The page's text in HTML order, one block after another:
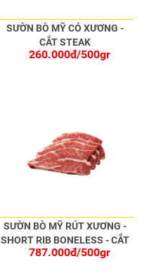
SƯỜN BÒ MỸ CÓ XƯƠNG -
CẮT STEAK
260.000đ/500gr
SƯỜN BÒ MỸ RÚT XƯƠNG -
SHORT RIB BONELESS - CẮT
STEAK
787.000đ/500gr